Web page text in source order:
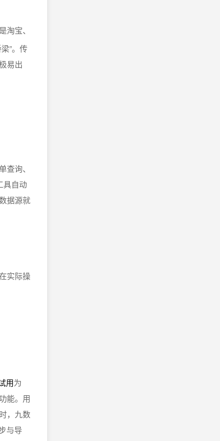
淘宝、
”。传
易出
询、
具自动
据源就
实际操
用为
能。用
，九数
与导